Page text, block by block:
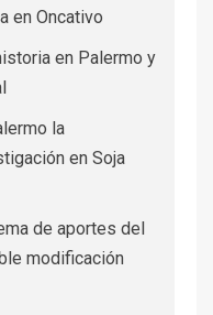
en Oncativo
en Palermo y
la
en Soja
de aportes del
modificación